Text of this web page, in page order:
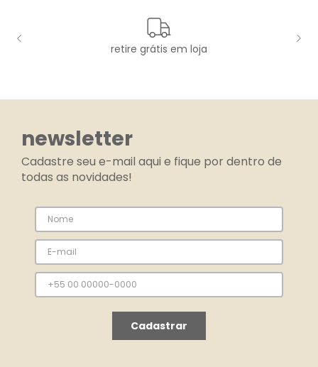
retire grátis em loja
newsletter
Cadastre seu e-mail aqui e fique por dentro de
todas as novidades!
Cadastrar